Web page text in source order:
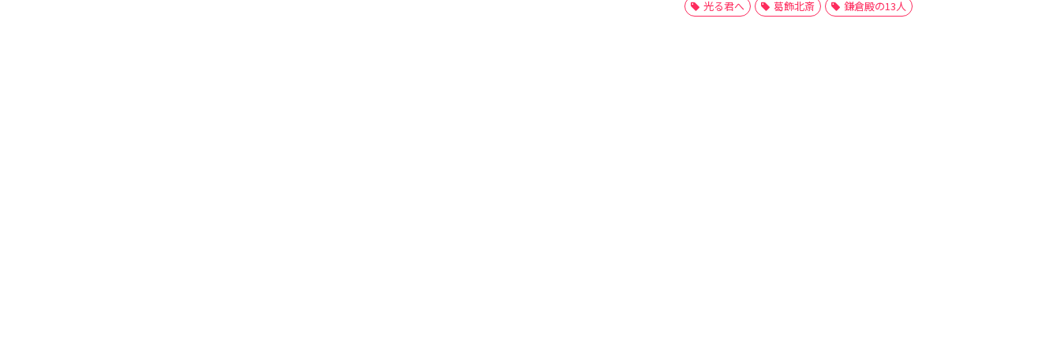
光る君へ 葛飾北斎 鎌倉殿の13人